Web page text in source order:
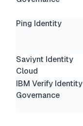
Ping Identity
Saviynt Identity
Cloud
IBM Verify Identity
Governance